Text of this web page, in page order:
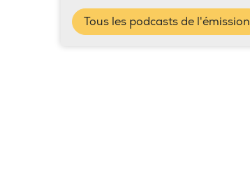
Tous les podcasts de l'émission